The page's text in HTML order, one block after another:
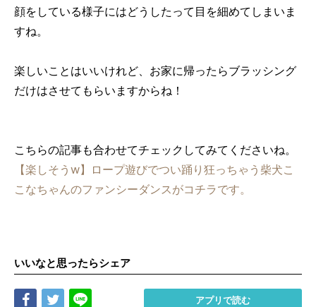
顔をしている様子にはどうしたって目を細めてしまいま
すね。
楽しいことはいいけれど、お家に帰ったらブラッシング
だけはさせてもらいますからね！
こちらの記事も合わせてチェックしてみてくださいね。
【楽しそうw】ロープ遊びでつい踊り狂っちゃう柴犬こ
こなちゃんのファンシーダンスがコチラです。
いいなと思ったらシェア
Share Tweet アプリで読む